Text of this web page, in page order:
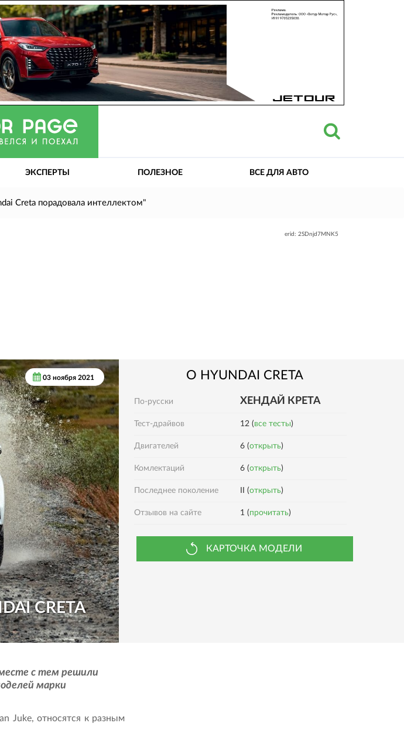
ЭКСПЕРТЫ ПОЛЕЗНОЕ ВСЕ ДЛЯ АВТО
Creta порадовала интеллектом"
erid: 2SDnjd7MNK5
CRETA
03 ноября 2021 О HYUNDAI CRETA
По-русски ХЕНДАЙ КРЕТА
Тест-драйвов 12 (все тесты)
Двигателей 6 (открыть)
Комлектаций 6 (открыть)
Последнее поколение II (открыть)
Отзывов на сайте 1 (прочитать)
КАРТОЧКА МОДЕЛИ
с тем решили
марки
Juke, относятся к разным